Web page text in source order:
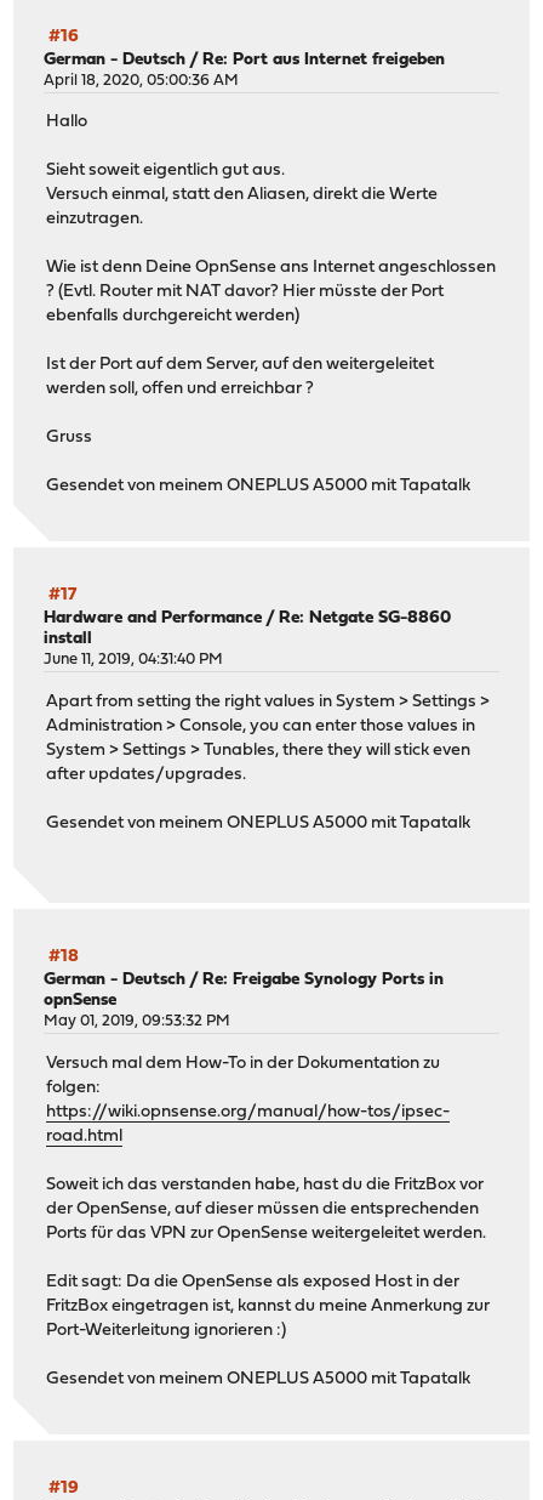
#16
German - Deutsch / Re: Port aus Internet freigeben
April 18, 2020, 05:00:36 AM
Hallo
Sieht soweit eigentlich gut aus.
Versuch einmal, statt den Aliasen, direkt die Werte
einzutragen.
Wie ist denn Deine OpnSense ans Internet angeschlossen
? (Evtl. Router mit NAT davor? Hier müsste der Port
ebenfalls durchgereicht werden)
Ist der Port auf dem Server, auf den weitergeleitet
werden soll, offen und erreichbar ?
Gruss
Gesendet von meinem ONEPLUS A5000 mit Tapatalk
#17
Hardware and Performance /Re: Netgate SG-8860
install
June 11, 2019, 04:31:40 PM
Apart from setting the right values in System > Settings >
Administration > Console, you can enter those values in
System > Settings > Tunables, there they will stick even
after updates/upgrades.
Gesendet von meinem ONEPLUS A5000 mit Tapatalk
#18
German - Deutsch /Re: Freigabe Synology Ports in
opnSense
May 01, 2019, 09:53:32 PM
Versuch mal dem How-To in der Dokumentation zu
folgen:
https://wiki.opnsense.org/manual/how-tos/ipsec-
road.html
Soweit ich das verstanden habe, hast du die FritzBox vor
der OpenSense, auf dieser müssen die entsprechenden
Ports für das VPN zur OpenSense weitergeleitet werden.
Edit sagt: Da die OpenSense als exposed Host in der
FritzBox eingetragen ist, kannst du meine Anmerkung zur
Port-Weiterleitung ignorieren :)
Gesendet von meinem ONEPLUS A5000 mit Tapatalk
#19